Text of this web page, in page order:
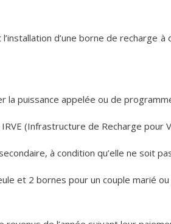
d’une borne de
puissance appelée ou de
(Infrastructure de Recharge pour
à condition qu’elle ne soit
et 2 bornes pour un couple marié